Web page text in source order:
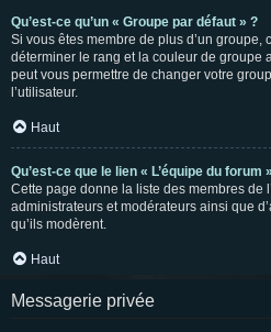
Qu’est-ce qu’un « Groupe par défaut » ?
Si vous êtes membre de plus d’un groupe,
déterminer le rang et la couleur de groupe
peut vous permettre de changer votre
l’utilisateur.
Haut
Qu’est-ce que le lien « L’équipe du forum
Cette page donne la liste des membres de
administrateurs et modérateurs ainsi que
qu’ils modèrent.
Haut
Messagerie privée